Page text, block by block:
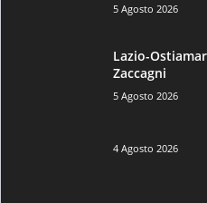
5 Agosto 2026
Lazio-
Zaccagni
5 Agosto 2026
4 Agosto 2026